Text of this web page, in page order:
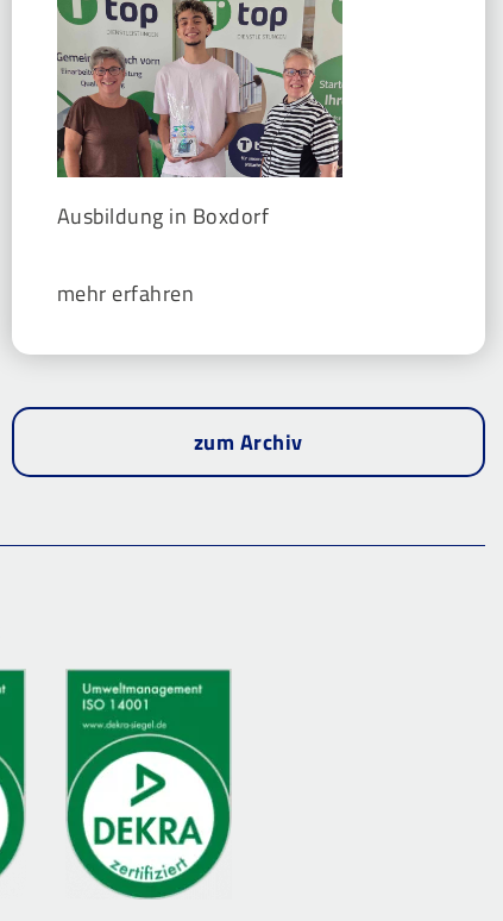
Ausbildung in Boxdorf
mehr erfahren
zum Archiv